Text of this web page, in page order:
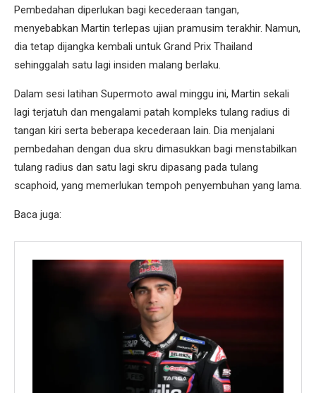
Pembedahan diperlukan bagi kecederaan tangan,
menyebabkan Martin terlepas ujian pramusim terakhir. Namun,
dia tetap dijangka kembali untuk Grand Prix Thailand
sehinggalah satu lagi insiden malang berlaku.
Dalam sesi latihan Supermoto awal minggu ini, Martin sekali
lagi terjatuh dan mengalami patah kompleks tulang radius di
tangan kiri serta beberapa kecederaan lain. Dia menjalani
pembedahan dengan dua skru dimasukkan bagi menstabilkan
tulang radius dan satu lagi skru dipasang pada tulang
scaphoid, yang memerlukan tempoh penyembuhan yang lama.
Baca juga: